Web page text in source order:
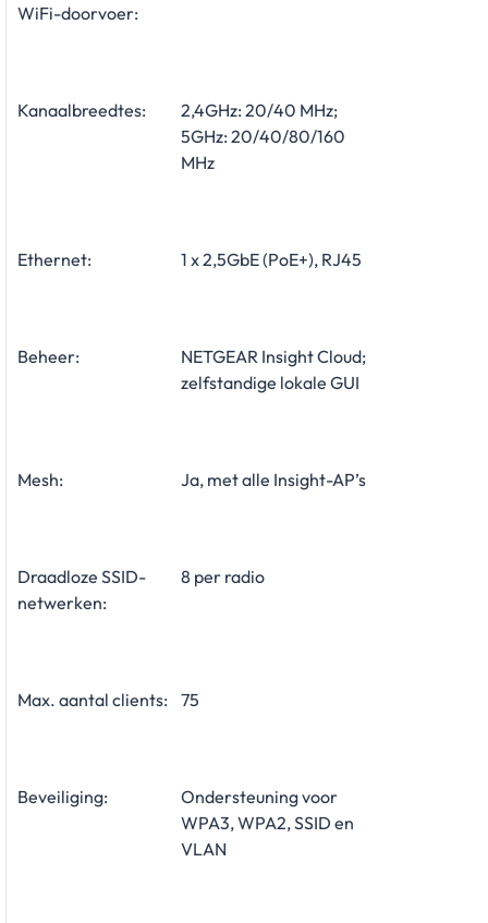
WiFi-doorvoer:
Kanaalbreedtes:
2,4GHz: 20/40 MHz;
5GHz: 20/40/80/160
MHz
Ethernet: 1 x 2,5GbE (PoE+), RJ45
Beheer:
NETGEAR Insight Cloud;
zelfstandige lokale GUI
Mesh: Ja, met alle Insight-AP’s
Draadloze SSID-
netwerken:
8 per radio
Max. aantal clients: 75
Beveiliging:
Ondersteuning voor
WPA3, WPA2, SSID en
VLAN